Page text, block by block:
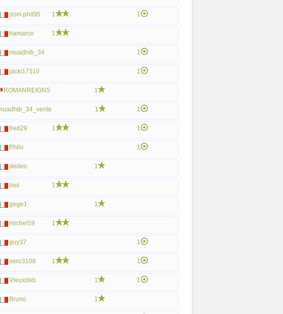
dom.phil95 1 1
hamarco 1
muadhib_34 1
jacki17110 1
ROMANREIGNS 1
1 1
fred29 1 1
Philo 1
dedeo 1
lool 1
gege1 1
michel59 1
guy37 1
vero3108 1 1
Vieuxdeb 1 1
Bruno 1